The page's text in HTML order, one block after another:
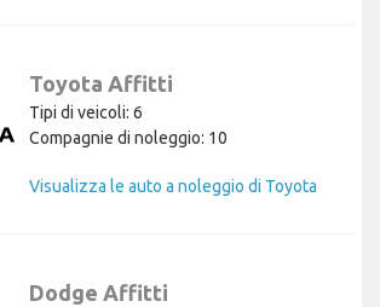
Toyota Affitti
Tipi di veicoli: 6
Compagnie di noleggio: 10
Visualizza le auto a noleggio di Toyota
Dodge Affitti